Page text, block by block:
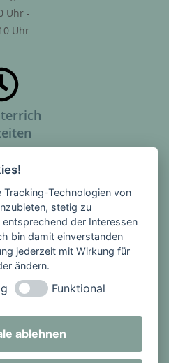
Uhr -
Uhr
-
-
Uhr
-
Uhr
-
Uhr
Tracking-Technologien von
stetig zu
der Interessen
bin damit einverstanden
jederzeit mit Wirkung für
ändern.
Funktional
ablehnen